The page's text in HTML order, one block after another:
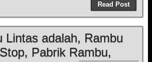
Read Post
Lintas adalah, Rambu
Pabrik Rambu,